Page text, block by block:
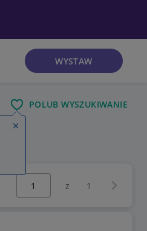
WYSTAW
POLUB WYSZUKIWANIE
Wybierz stronę:
z 1
Zamknij wskazówkę